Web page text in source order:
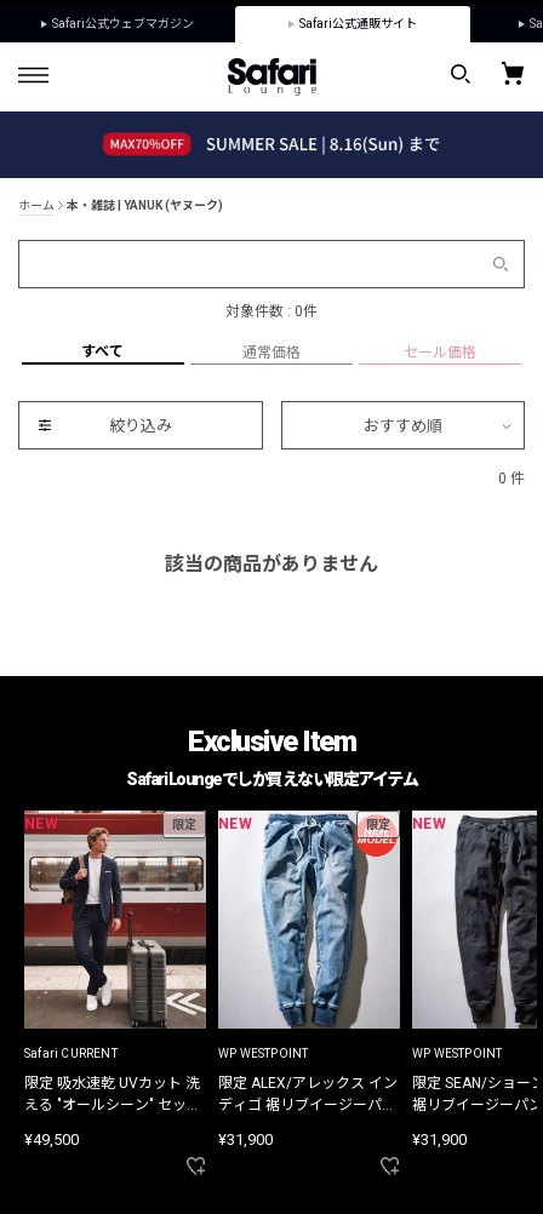
Safari公式ウェブマガジン Safari公式通販サイト
ホーム 本・雑誌 | YANUK (ヤヌーク)
対象件数 : 0件
すべて 通常価格 セール価格
絞り込み おすすめ順
0 件
該当の商品がありません
Exclusive Item
Safari Loungeでしか買えない限定アイテム
NEW 限定
Safari CURRENT
限定 吸水速乾 UVカット 洗
える "オールシーン" セット
¥49,500
NEW 限定
WP WESTPOINT
限定 ALEX/アレックス イン
ディゴ 裾リブイージーパン
¥31,900
NEW
WP WESTPOINT
限定 SEAN/ショー
裾リブイージーパ
¥31,900